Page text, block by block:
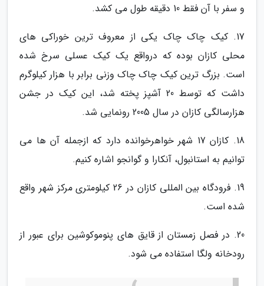
و سفر با آن فقط 10 دقیقه طول می کشد.
17. کیک چاک چاک یکی از معروف ترین خوراکی های
محلی کازان بوده که درواقع یک کیک عسلی سرخ شده
است. بزرگ ترین کیک چاک چاک وزنی برابر با هزار کیلوگرم
داشت که توسط 20 آشپز پخته شد، این کیک در جشن
هزارسالگی کازان در سال 2005 رونمایی شد.
18. کازان 17 شهر خواهرخوانده دارد که ازجمله آن ها می
توانیم به استانبول، آنکارا و گوانجو اشاره کنیم.
19. فرودگاه بین المللی کازان در 26 کیلومتری مرکز شهر واقع
شده است.
20. در فصل زمستان از قایق های پنوموکوشین برای عبور از
رودخانه ولگا استفاده می شود.